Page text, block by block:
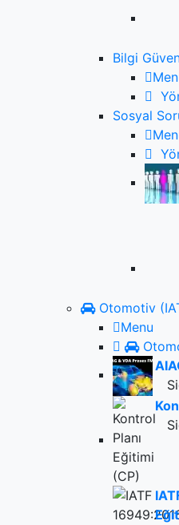
Bilgi
Sosyal
Otomotiv
Menu